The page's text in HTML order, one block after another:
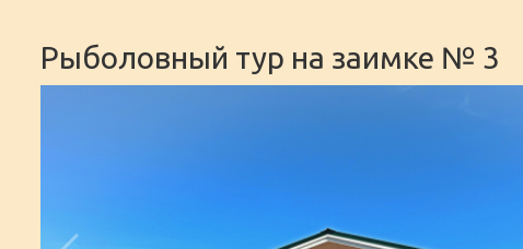
Рыболовный тур на заимке № 3